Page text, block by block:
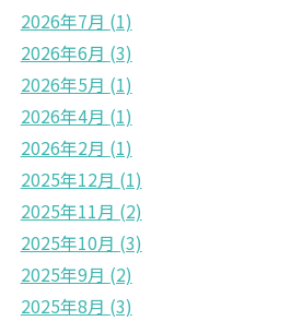
2026年7月 (1)
2026年6月 (3)
2026年5月 (1)
2026年4月 (1)
2026年2月 (1)
2025年12月 (1)
2025年11月 (2)
2025年10月 (3)
2025年9月 (2)
2025年8月 (3)